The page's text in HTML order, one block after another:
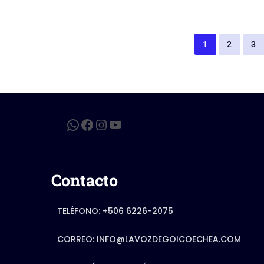
1 2 3
Contacto
TELÉFONO: +506 6226-2075
CORREO: INFO@LAVOZDEGOICOECHEA.COM